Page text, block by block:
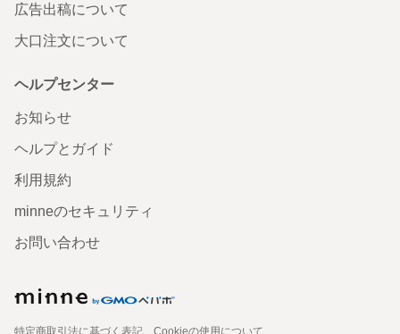
広告出稿について
大口注文について
ヘルプセンター
お知らせ
ヘルプとガイド
利用規約
minneのセキュリティ
お問い合わせ
特定商取引法に基づく表記
Cookieの使用について